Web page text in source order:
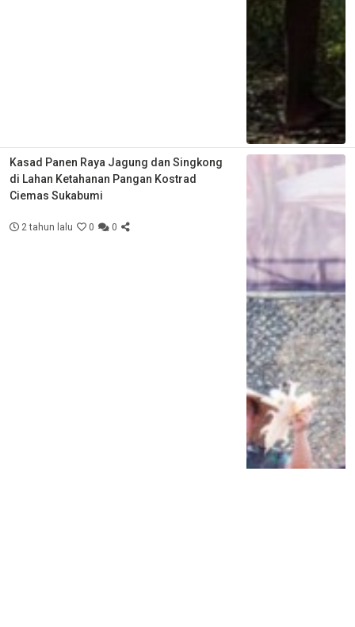
Kasad Panen Raya Jagung dan Singkong
di Lahan Ketahanan Pangan Kostrad
Ciemas Sukabumi
2 tahun lalu 0 0